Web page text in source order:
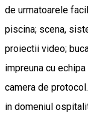
de urmatoarele
piscina; scena,
proiectii video;
impreuna cu
camera de
in domeniul